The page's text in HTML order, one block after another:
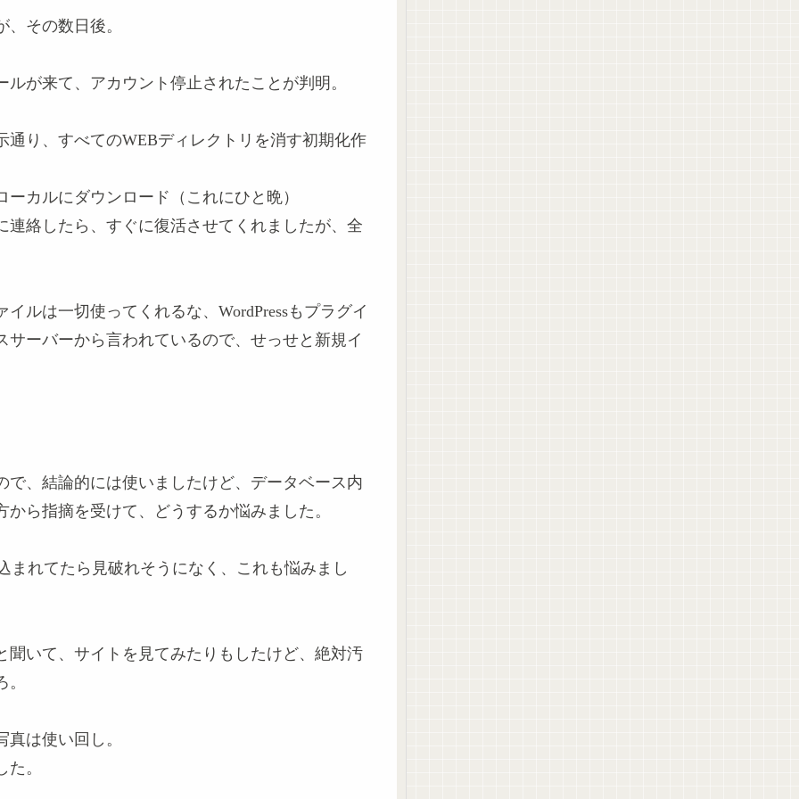
その数日後。
が来て、アカウント停止されたことが判明。
り、すべてのWEBディレクトリを消す初期化作
カルにダウンロード（これにひと晩）
絡したら、すぐに復活させてくれましたが、全
ルは一切使ってくれるな、WordPressもプラグイ
ーバーから言われているので、せっせと新規イ
、結論的には使いましたけど、データベース内
ら指摘を受けて、どうするか悩みました。
まれてたら見破れそうになく、これも悩みまし
いて、サイトを見てみたりもしたけど、絶対汚
は使い回し。
。